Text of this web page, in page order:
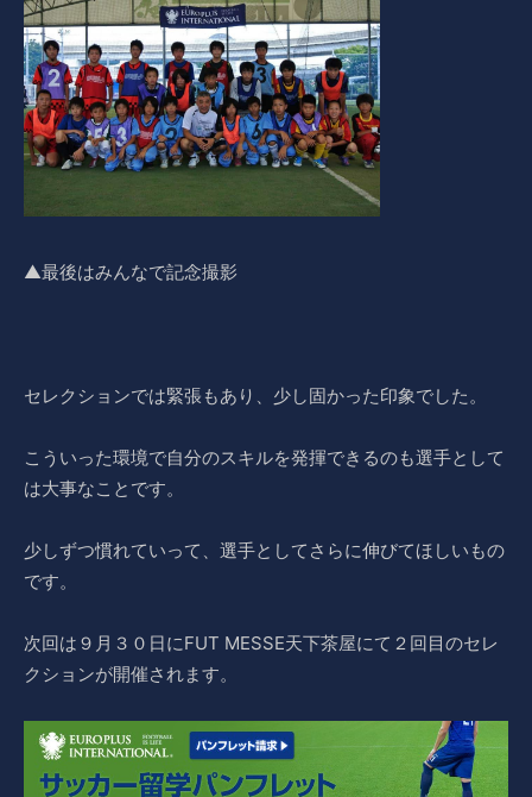
▲最後はみんなで記念撮影
セレクションでは緊張もあり、少し固かった印象でした。
こういった環境で自分のスキルを発揮できるのも選手として
は大事なことです。
少しずつ慣れていって、選手としてさらに伸びてほしいもの
です。
次回は９月３０日にFUT MESSE天下茶屋にて２回目のセレ
クションが開催されます。